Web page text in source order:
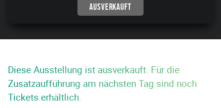
AUSVERKAUFT
Diese Ausstellung ist ausverkauft. Für die
Zusatzaufführung am nächsten Tag sind noch
Tickets erhältlich.